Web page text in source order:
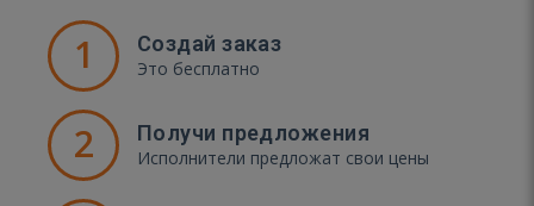
1 Создай заказ
Это бесплатно
2 Получи предложения
Исполнители предложат свои цены